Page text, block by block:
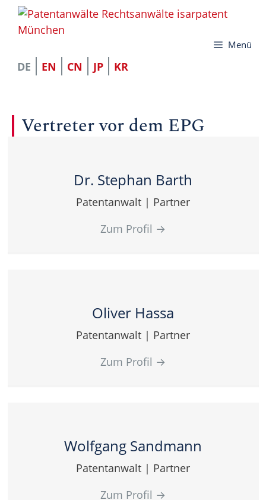
Zum
Inhalt
Menü
DE EN CN JP KR
Vertreter vor dem EPG
Dr. Stephan Barth
Patentanwalt | Partner
Zum Profil →
Oliver Hassa
Patentanwalt | Partner
Zum Profil →
Wolfgang Sandmann
Patentanwalt | Partner
Zum Profil →